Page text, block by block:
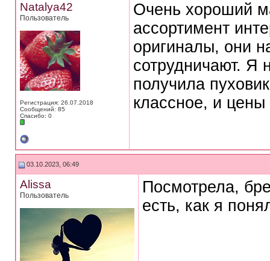
Natalya42
Пользователь
Регистрация: 26.07.2018
Сообщений: 85
Спасибо: 0
Очень хороший
ассортимент
оригиналы, они
сотрудничают. Я
получила
классное, и
03.10.2023, 06:49
Alissa
Пользователь
Посмотрела,
есть, как я